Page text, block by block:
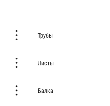
Трубы
Листы
Балка